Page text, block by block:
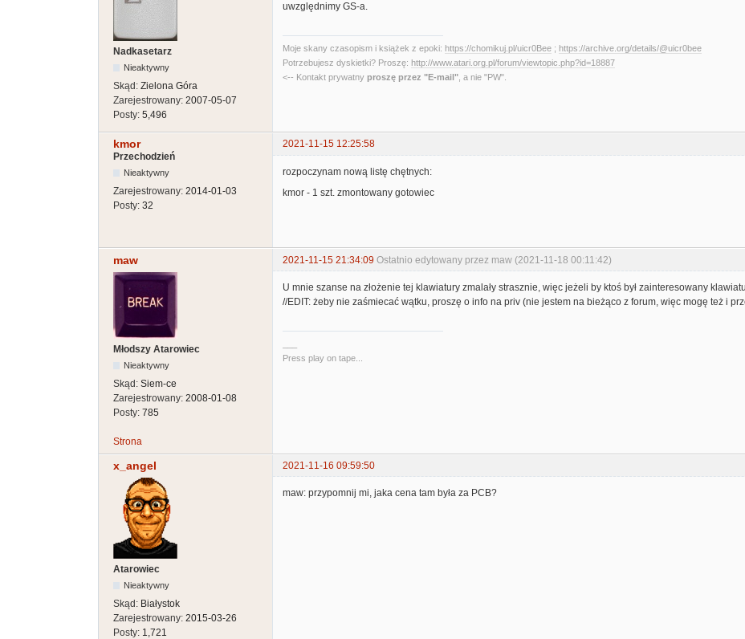
Nadkasetarz
Nieaktywny
Skąd: Zielona Góra
Zarejestrowany: 2007-05-07
Posty: 5,496
uwzględnimy GS-a.
Moje skany czasopism i książek z epoki: https://chomikuj.pl/uicr0Bee ; https://archive.org/details/@uicr0bee
Potrzebujesz dyskietki? Proszę: http://www.atari.org.pl/forum/viewtopic.php?id=18887
<-- Kontakt prywatny proszę przez "E-mail" , a nie "PW".
kmor
2021-11-15 12:25:58
Przechodzień
Nieaktywny
Zarejestrowany: 2014-01-03
Posty: 32
rozpoczynam nową listę chętnych:
kmor - 1 szt. zmontowany gotowiec
maw 2021-11-15 21:34:09 Ostatnio edytowany przez maw (2021-11-18 00:11:42)
Młodszy Atarowiec
Nieaktywny
Skąd: Siem-ce
Zarejestrowany: 2008-01-08
Posty: 785
U mnie szanse na złożenie tej klawiatury zmalały strasznie, więc jeżeli by ktoś był zainteresowany
//EDIT: żeby nie zaśmiecać wątku, proszę o info na priv (nie jestem na bieżąco z forum, więc mogę też i
Press play on tape...
Strona
x_angel 2021-11-16 09:59:50
Atarowiec
Nieaktywny
Skąd: Białystok
Zarejestrowany: 2015-03-26
Posty: 1,721
maw: przypomnij mi, jaka cena tam była za PCB?